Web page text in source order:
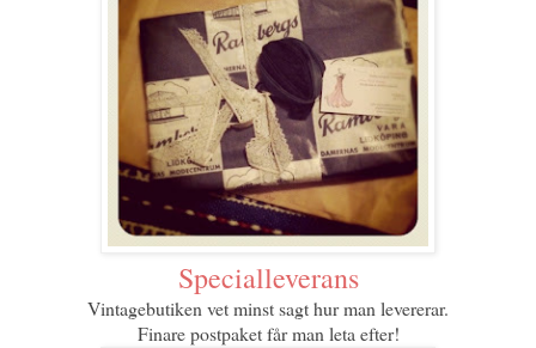
Specialleverans
Vintagebutikenvet minst sagt hur man levererar.
Finare postpaket får man leta efter!